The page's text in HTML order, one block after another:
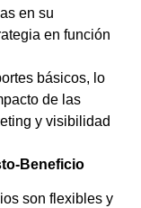
en su
en función
básicos, lo
de las
y visibilidad
Beneficio
son flexibles y